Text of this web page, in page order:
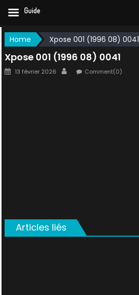
Skip
to
content
Home Xpose 001 (1996 08) 0041
Xpose 001 (1996 08) 0041
Posted
13 février 2026 AuthorComment(0)
Articles liés
Guide